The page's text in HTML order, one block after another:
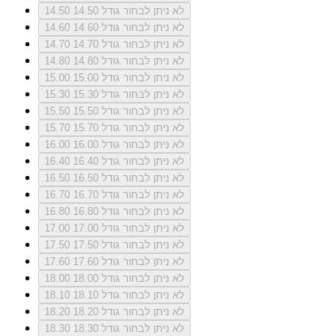
14.50
לא ניתן לבחור גודל 14.50
14.60
לא ניתן לבחור גודל 14.60
14.70
לא ניתן לבחור גודל 14.70
14.80
לא ניתן לבחור גודל 14.80
15.00
לא ניתן לבחור גודל 15.00
15.30
לא ניתן לבחור גודל 15.30
15.50
לא ניתן לבחור גודל 15.50
15.70
לא ניתן לבחור גודל 15.70
16.00
לא ניתן לבחור גודל 16.00
16.40
לא ניתן לבחור גודל 16.40
16.50
לא ניתן לבחור גודל 16.50
16.70
לא ניתן לבחור גודל 16.70
16.80
לא ניתן לבחור גודל 16.80
17.00
לא ניתן לבחור גודל 17.00
17.50
לא ניתן לבחור גודל 17.50
17.60
לא ניתן לבחור גודל 17.60
18.00
לא ניתן לבחור גודל 18.00
18.10
לא ניתן לבחור גודל 18.10
18.20
לא ניתן לבחור גודל 18.20
18.30
לא ניתן לבחור גודל 18.30